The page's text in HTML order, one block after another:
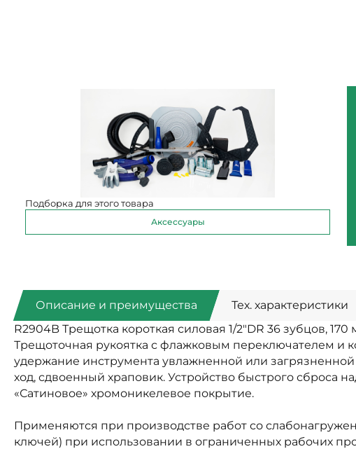
Подборка для этого товара
Аксессуары
Описание и преимущества Тех. характеристики
R2904B Трещотка короткая силовая 1/2"DR 36 зубцов, 170
Трещоточная рукоятка с флажковым переключателем
удержание инструмента увлажненной или
ход, сдвоенный храповик. Устройство быстрого сброса
«Сатиновое» хромоникелевое покрытие.
Применяются при производстве работ со
ключей) при использовании в ограниченных рабочих